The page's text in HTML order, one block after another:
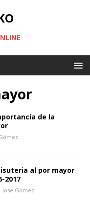
de la
al por mayor
2017
Jose Gómez